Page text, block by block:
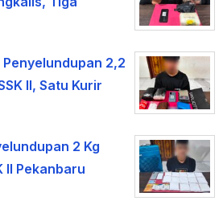
Penyelundupan 2,2
II, Satu Kurir
2 Kg
II Pekanbaru